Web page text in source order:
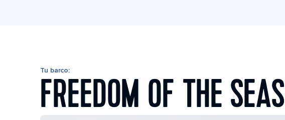
Tu barco:
FREEDOM OF THE SEAS